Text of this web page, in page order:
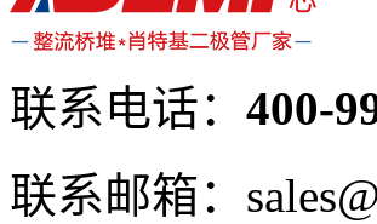
联系电话： 400-
联系邮箱：